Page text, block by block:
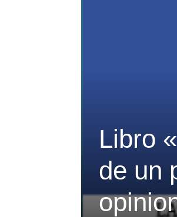
Libro
de un